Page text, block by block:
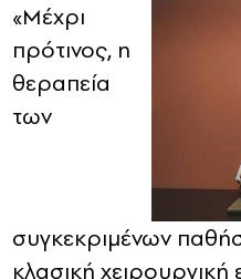
«Μέχρι
πρότινος, η
θεραπεία
των
συγκεκριμένων
κλασική